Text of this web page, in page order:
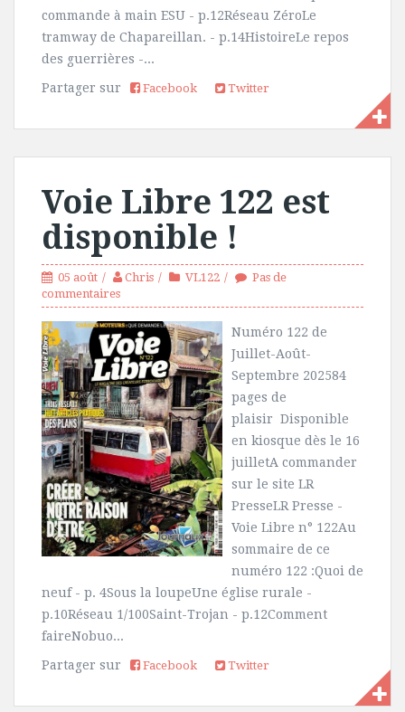
commande à main ESU - p.12Réseau ZéroLe
tramway de Chapareillan. - p.14HistoireLe repos
des guerrières -...
Partager sur
Facebook Twitter
Voie Libre 122 est
disponible !
05 août Chris VL122
Pas de
commentaires
Numéro 122 de
Juillet-Août-
Septembre 202584
pages de
plaisir Disponible
en kiosque dès le 16
juilletA commander
sur le site LR
PresseLR Presse -
Voie Libre n° 122Au
sommaire de ce
numéro 122 :Quoi de
neuf - p. 4Sous la loupeUne église rurale -
p.10Réseau 1/100Saint-Trojan - p.12Comment
faireNobuo...
Partager sur
Facebook Twitter